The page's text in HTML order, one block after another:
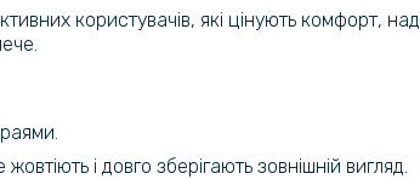
користувачів, які цінують комфорт,
і довго зберігають зовнішній вигляд.